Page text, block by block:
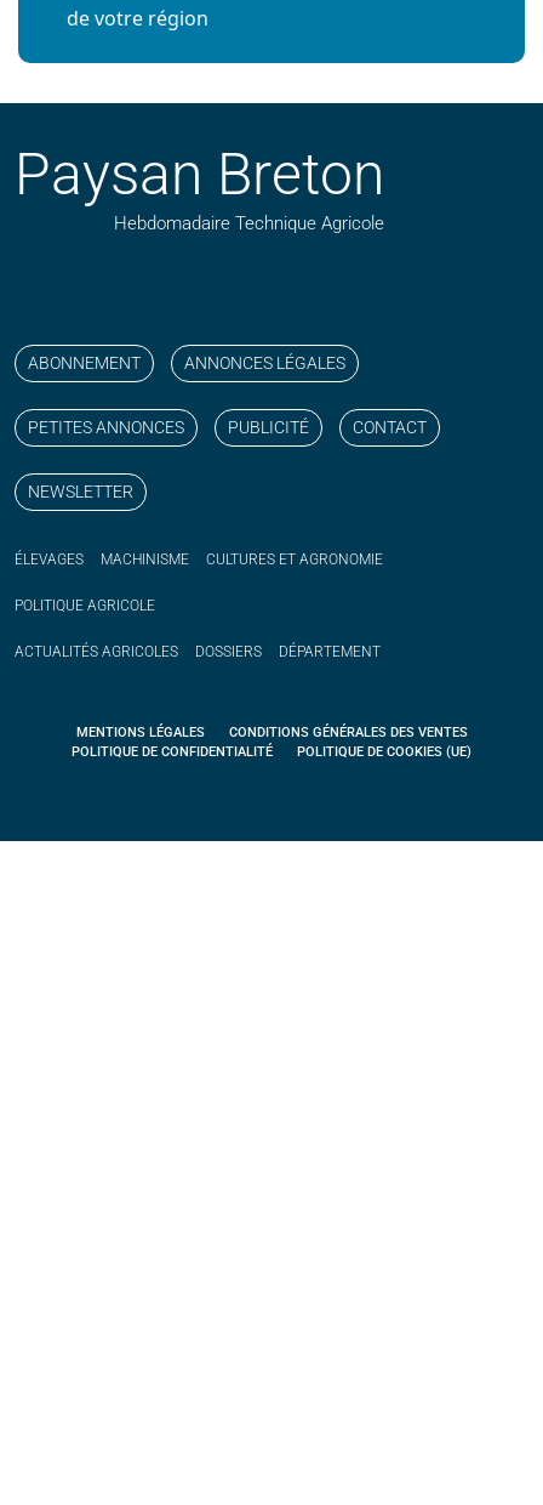
de votre région
Paysan Breton
Hebdomadaire Technique Agricole
ABONNEMENT ANNONCES LÉGALES
PETITES ANNONCES PUBLICITÉ CONTACT
NEWSLETTER
ÉLEVAGES MACHINISME CULTURES ET AGRONOMIE
POLITIQUE AGRICOLE
ACTUALITÉS AGRICOLES DOSSIERS DÉPARTEMENT
MENTIONS LÉGALES
CONDITIONS GÉNÉRALES DES VENTES
POLITIQUE DE CONFIDENTIALITÉ
POLITIQUE DE COOKIES (UE)